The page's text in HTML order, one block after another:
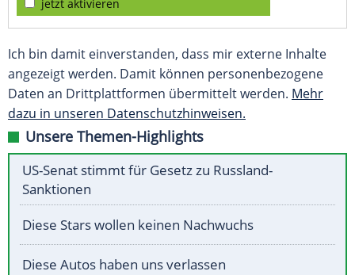
jetzt aktivieren
Ich bin damit einverstanden, dass mir externe Inhalte
angezeigt werden. Damit können personenbezogene
Daten an Drittplattformen übermittelt werden. Mehr
dazu in unseren Datenschutzhinweisen.
Unsere Themen-Highlights
US-Senat stimmt für Gesetz zu Russland-
Sanktionen
Diese Stars wollen keinen Nachwuchs
Diese Autos haben uns verlassen